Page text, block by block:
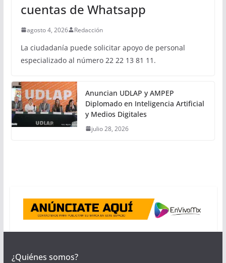
cuentas de Whatsapp
agosto 4, 2026 Redacción
La ciudadanía puede solicitar apoyo de personal
especializado al número 22 22 13 81 11.
Anuncian UDLAP y AMPEP
Diplomado en Inteligencia Artificial
y Medios Digitales
julio 28, 2026
¿Quiénes somos?